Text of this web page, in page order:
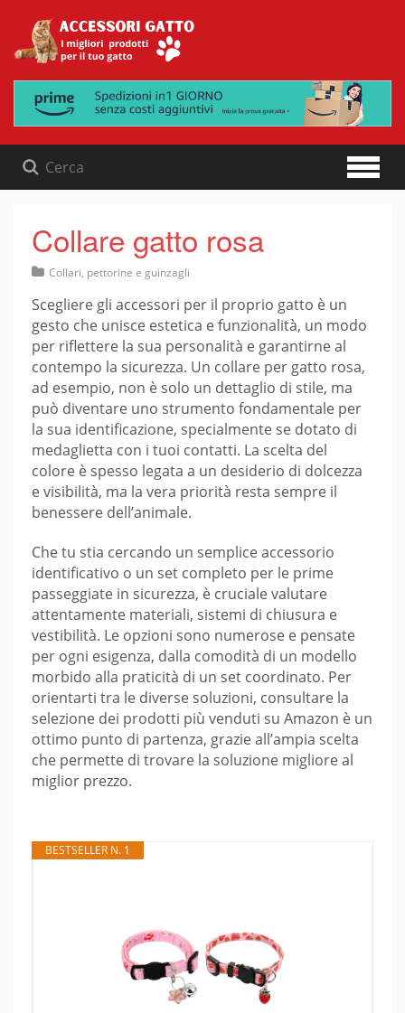
content
Collare gatto rosa
Collari, pettorine e guinzagli
Scegliere gli accessori per il proprio gatto è un
gesto che unisce estetica e funzionalità, un modo
per riflettere la sua personalità e garantirne al
contempo la sicurezza. Un collare per gatto rosa,
ad esempio, non è solo un dettaglio di stile, ma
può diventare uno strumento fondamentale per
la sua identificazione, specialmente se dotato di
medaglietta con i tuoi contatti. La scelta del
colore è spesso legata a un desiderio di dolcezza
e visibilità, ma la vera priorità resta sempre il
benessere dell’animale.
Che tu stia cercando un semplice accessorio
identificativo o un set completo per le prime
passeggiate in sicurezza, è cruciale valutare
attentamente materiali, sistemi di chiusura e
vestibilità. Le opzioni sono numerose e pensate
per ogni esigenza, dalla comodità di un modello
morbido alla praticità di un set coordinato. Per
orientarti tra le diverse soluzioni, consultare la
selezione dei prodotti più venduti su Amazon è un
ottimo punto di partenza, grazie all’ampia scelta
che permette di trovare la soluzione migliore al
miglior prezzo.
BESTSELLER N. 1